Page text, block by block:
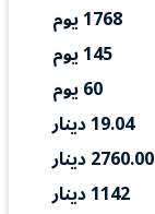
1768 يوم
145 يوم
60 يوم
19.04 دينار
2760.00 دينار
1142 دينار